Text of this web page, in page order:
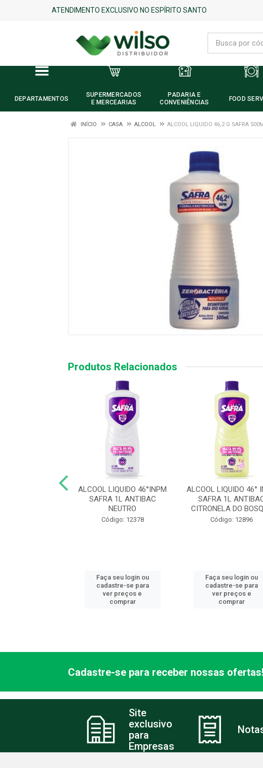
ATENDIMENTO EXCLUSIVO NO ESPÍRITO SANTO
DEPARTAMENTOS
SUPERMERCADOS
E MERCEARIAS
PADARIA E
CONVENIÊNCIAS
FOOD
INÍCIO CASA ALCOOL ALCOOL LIQUIDO 46,2 G SAFRA
Produtos Relacionados
ALCOOL LIQUIDO 46°INPM
SAFRA 1L ANTIBAC
NEUTRO
Código: 12378
Faça seu login ou
cadastre-se para
ver preços e
comprar
ALCOOL LIQUIDO 46°
SAFRA 1L
CITRONELA DO
Código: 12896
Faça seu login ou
cadastre-se para
ver preços e
comprar
Cadastre-se para receber nossas ofertas!
Site
exclusivo
para
Empresas